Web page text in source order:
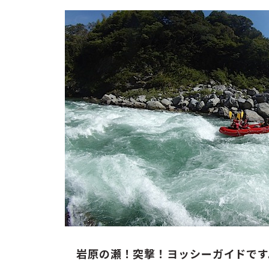
岩原の瀬！突撃！ヨッシーガイドで